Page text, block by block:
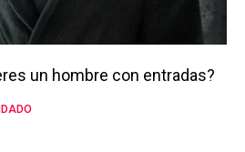
un hombre con entradas?